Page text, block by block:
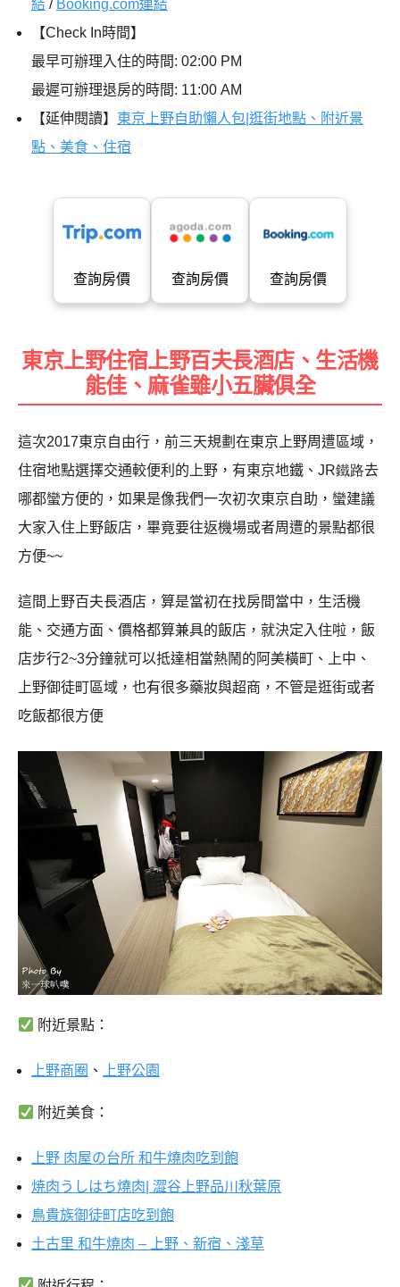
結 / Booking.com連結
【Check In時間】
最早可辦理入住的時間: 02:00 PM
最遲可辦理退房的時間: 11:00 AM
【延伸閱讀】 東京上野自助懶人包|逛街地點、附近景
點、美食、住宿
查詢房價 查詢房價 查詢房價
東京上野住宿上野百夫長酒店、生活機
能佳、麻雀雖小五臟俱全
這次2017東京自由行，前三天規劃在東京上野周遭區域，
住宿地點選擇交通較便利的上野，有東京地鐵、 JR鐵路去
哪都蠻方便的，如果是像我們一次初次東京自助，蠻建議
大家入住上野飯店，畢竟要往返機場或者周遭的景點都很
方便~~
這間上野百夫長酒店，算是當初在找房間當中，生活機
能、交通方面、價格都算兼具的飯店，就決定入住啦，飯
店步行2~3分鐘就可以抵達相當熱鬧的阿美橫町、上中、
上野御徒町區域，也有很多藥妝與超商，不管是逛街或者
吃飯都很方便
附近景點：
上野商圈 、 上野公園
附近美食：
上野 肉屋の台所 和牛燒肉吃到飽
焼肉うしはち燒肉| 澀谷上野品川秋葉原
鳥貴族御徒町店吃到飽
土古里 和牛燒肉 – 上野、新宿、淺草